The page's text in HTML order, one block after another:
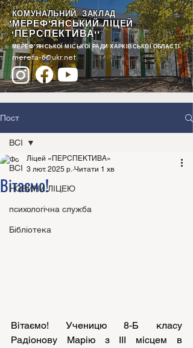
КОМУНАЛЬНИЙ ЗАКЛАД
"МЕРЕФ'ЯНСЬКИЙ ЛІЦЕЙ
"ПЕРСПЕКТИВА""
МЕРЕФ'ЯНСЬКОЇ МІСЬКОЇ РАДИ ХАРКІВСЬКОЇ ОБЛАСТІ
merefa-6@ukr.net
Пост
ВСІ
НОВИНИ ЛІЦЕЮ
психологічна служба
Бібліотека
ВСІ
Вітаємо!
Ліцей «ПЕРСПЕКТИВА»
3 лют. 2025 р. Читати 1 хв
Вітаємо! Ученицю 8-Б класу
Радіонову Марію з ІІІ місцем в